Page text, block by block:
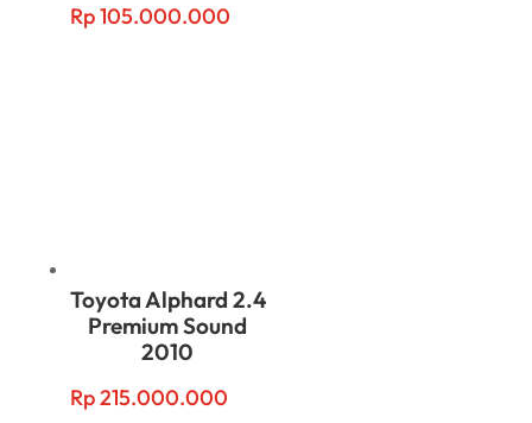
Rp105.000.000
Toyota Alphard 2.4
Premium Sound
2010
Rp215.000.000